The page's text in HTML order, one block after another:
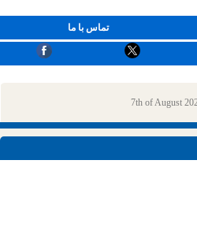
تماس با ما
7th of August